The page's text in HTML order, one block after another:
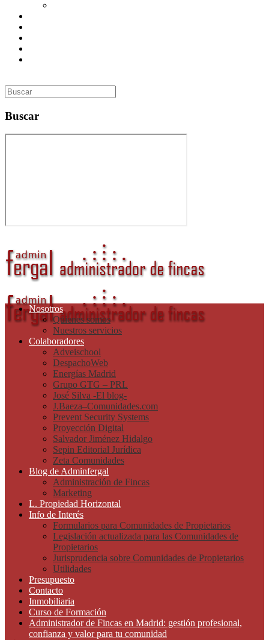
Buscar
Nosotros
Quienes somos
Nuestros servicios
Colaboradores
Adveischool
DespachoWeb
Energías Madrid
Grupo GTG – PRL
José Silva -El blog-
J.Baeza–Comunidades.com
Prevent Security Systems
Proyección Digital
Salvador Jiménez Hidalgo
Sepin Editorial Jurídica
Zeta Comunidades
Blog de Adminfergal
Administración de Fincas
Marketing
L. Propiedad Horizontal
Info de Interés
Formularios para Comunidades de Propietarios
Legislación actualizada para las Comunidades de
Propietarios
Jurisprudencia sobre Comunidades de Propietarios
Utilidades
Presupuesto
Contacto
Inmobiliaria
Curso de Formación
Administrador de Fincas en Madrid: gestión profesional,
confianza y valor para tu comunidad